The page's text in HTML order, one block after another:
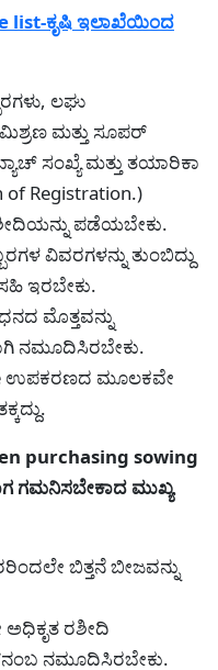
list-ಕೃಷಿ ಇಲಾಖೆಯಿಂದ
ಲಘು
ಮತ್ತು ಸೂಪರ್
ಸಂಖ್ಯೆ ಮತ್ತು ತಯಾರಿಕಾ
Registration.)
ಪಡೆಯಬೇಕು.
ವಿವರಗಳನ್ನು ತುಂಬಿದ್ದು
ಇರಬೇಕು.
ಮೊತ್ತವನ್ನು
ನಮೂದಿಸಿರಬೇಕು.
ಉಪಕರಣದ ಮೂಲಕವೇ
purchasing sowing
ಗಮನಿಸಬೇಕಾದ ಮುಖ್ಯ
ಬಿತ್ತನೆ ಬೀಜವನ್ನು
ಅಧಿಕೃತ ರಶೀದಿ
ನಮೂದಿಸಿರಬೇಕು.